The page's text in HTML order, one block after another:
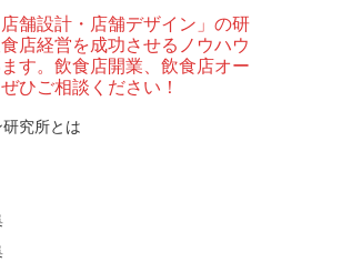
「…
【Queux Norme（クゥ
ノルム）】女子会にお
薦めな&…
店舗設計・店舗デザイン」の研
店経営を成功させるノウハウ
す。飲食店開業、飲食店オー
ひご相談ください！
究所とは